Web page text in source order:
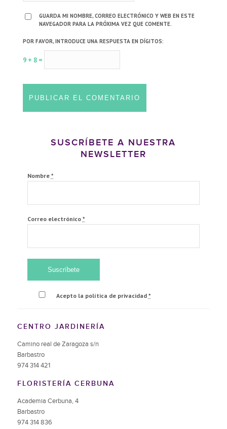
GUARDA MI NOMBRE, CORREO ELECTRÓNICO Y WEB EN ESTE
NAVEGADOR PARA LA PRÓXIMA VEZ QUE COMENTE.
POR FAVOR, INTRODUCE UNA RESPUESTA EN DÍGITOS:
9 + 8 =
SUSCRÍBETE A NUESTRA
NEWSLETTER
Nombre *
Correo electrónico *
Acepto la política de privacidad *
CENTRO JARDINERÍA
Camino real de Zaragoza s/n
Barbastro
974 314 421
FLORISTERÍA CERBUNA
Academia Cerbuna, 4
Barbastro
974 314 836